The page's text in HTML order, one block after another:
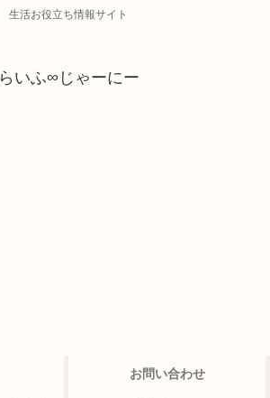
生活お役立ち情報サイト
らいふ∞じゃーにー
お問い合わせ